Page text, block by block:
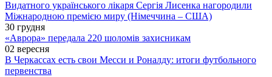
Видатного українського лікаря Сергія Лисенка нагородили
Міжнародною премією миру (Німеччина – США)
30 грудня
«Аврора» передала 220 шоломів захисникам
02 вересня
В Черкассах есть свои Месси и Роналду: итоги футбольного
первенства